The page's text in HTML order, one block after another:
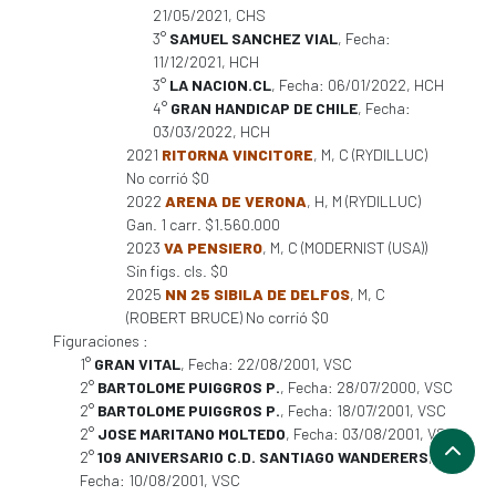
21/05/2021, CHS
3° SAMUEL SANCHEZ VIAL, Fecha:
11/12/2021, HCH
3° LA NACION.CL, Fecha: 06/01/2022, HCH
4° GRAN HANDICAP DE CHILE, Fecha:
03/03/2022, HCH
2021 RITORNA VINCITORE, M, C (RYDILLUC)
No corrió $0
2022 ARENA DE VERONA, H, M (RYDILLUC)
Gan. 1 carr. $1.560.000
2023 VA PENSIERO, M, C (MODERNIST (USA))
Sin figs. cls. $0
2025 NN 25 SIBILA DE DELFOS, M, C
(ROBERT BRUCE) No corrió $0
Figuraciones :
1° GRAN VITAL, Fecha: 22/08/2001, VSC
2° BARTOLOME PUIGGROS P., Fecha: 28/07/2000, VSC
2° BARTOLOME PUIGGROS P., Fecha: 18/07/2001, VSC
2° JOSE MARITANO MOLTEDO, Fecha: 03/08/2001, VSC
2°109 ANIVERSARIO C.D. SANTIAGO WANDERERS,
Fecha: 10/08/2001, VSC